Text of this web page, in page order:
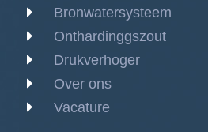
Bronwatersysteem
Onthardinggszout
Drukverhoger
Over ons
Vacature